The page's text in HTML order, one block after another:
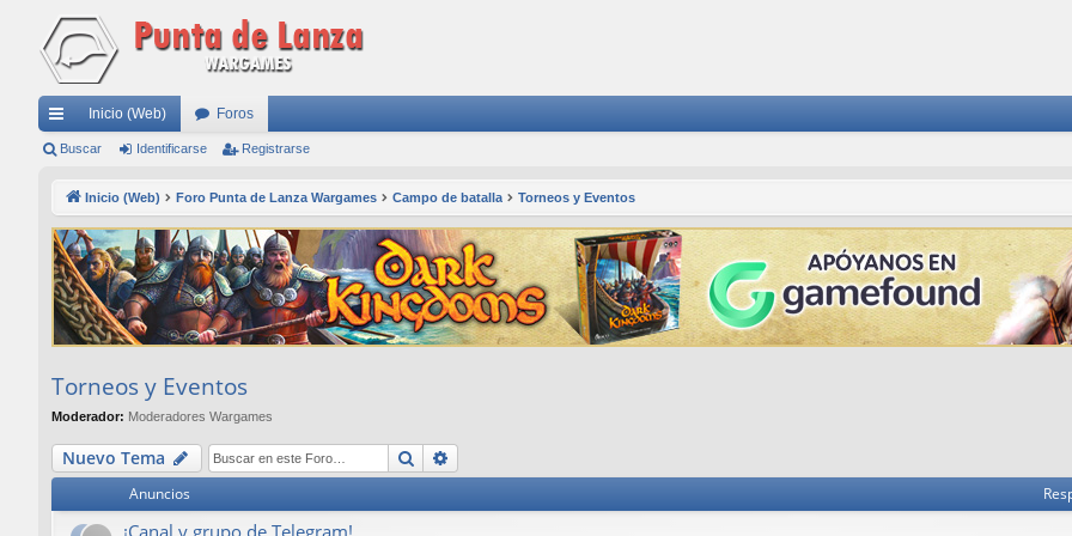
nl
rá
pi
do
Inicio (Web) Foros
Buscar Identificarse Registrarse
Inicio (Web) Foro Punta de Lanza Wargames Campo de batalla Torneos y Eventos
Torneos y Eventos
Moderador: Moderadores Wargames
Nuevo Tema Buscar
Anuncios